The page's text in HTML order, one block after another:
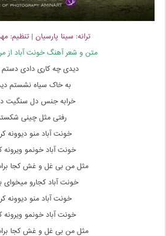
ترانه: سینا پارسیان | تنظیم:
متن و شعر آهنگ خونت آباد از
دیدی چه کاری دادی
به خاک سیاه نشستم
خرابه جنس دل سنگیت
رفتی مثل چینی
خونت آباد منو دیوونه
خونت آباد خونمو ویرونه
مثل من بی غل و غش کجا
خونت آباد کجارو میخوای
خونت آباد منو دیوونه
خونت آباد خونمو ویرونه
مثل من بی غل و غش کجا